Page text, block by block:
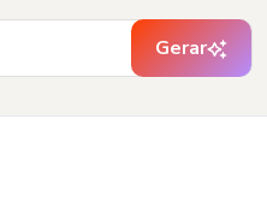
Gerar